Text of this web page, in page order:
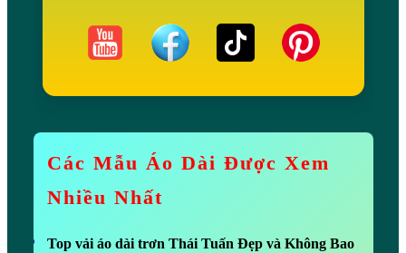
Các Mẫu Áo Dài Được Xem
Nhiều Nhất
Top vải áo dài trơn Thái Tuấn Đẹp và Không Bao